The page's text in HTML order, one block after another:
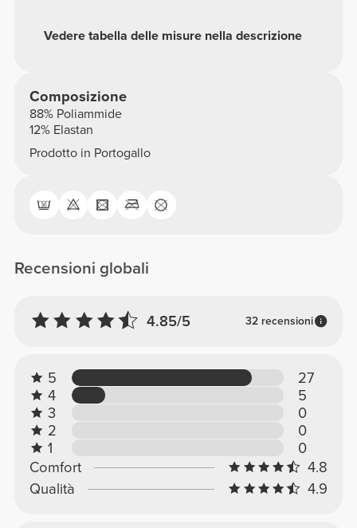
Vedere tabella delle misure nella descrizione
Composizione
88% Poliammide
12% Elastan
Prodotto in Portogallo
Recensioni globali
4.85/5 32 recensioni
5
27
4
5
3
0
2
0
1
0
Comfort
4.8
Qualità
4.9